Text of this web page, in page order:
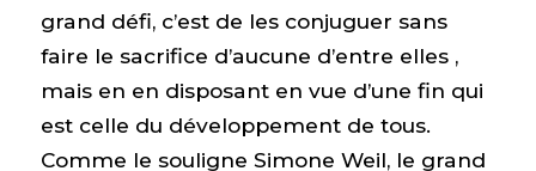
grand défi, c’est de les conjuguer sans
faire le sacrifice d’aucune d’entre elles ,
mais en en disposant en vue d’une fin qui
est celle du développement de tous.
Comme le souligne Simone Weil, le grand